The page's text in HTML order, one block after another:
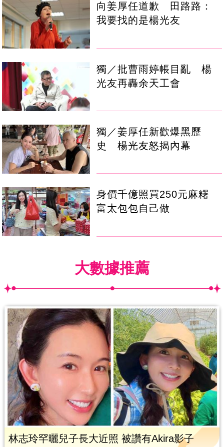
向姜厚任道歉 田路路：
我要找的是楊光友
獨／批曹雨婷帳目亂 楊
光友再轟余天工會
獨／姜厚任新歡爆黑歷
史 楊光友怒揭內幕
身價千億照買250元麻糬
富太包包自己做
大數據推薦
林志玲罕曬兒子長大近照 被讚有Akira影子